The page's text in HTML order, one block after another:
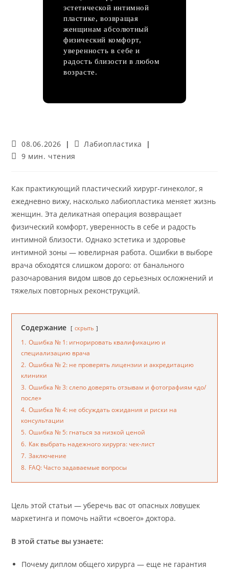
эстетической интимной
пластике, возвращая
женщинам абсолютный
физический комфорт,
уверенность в себе и
радость близости в любом
возрасте.
Запись
опубликована:
08.06.2026
Рубрика
записи:
Лабиопластика
Время
9 мин. чтения
Как практикующий пластический хирург-гинеколог, я
ежедневно вижу, насколько лабиопластика меняет жизнь
женщин. Эта деликатная операция возвращает
физический комфорт, уверенность в себе и радость
интимной близости. Однако эстетика и здоровье
интимной зоны — ювелирная работа. Ошибки в выборе
врача обходятся слишком дорого: от банального
разочарования видом швов до серьезных осложнений и
тяжелых повторных реконструкций.
Содержание скрыть
1. Ошибка № 1: игнорировать квалификацию и
специализацию врача
2. Ошибка № 2: не проверять лицензии и аккредитацию
клиники
3. Ошибка № 3: слепо доверять отзывам и фотографиям «до/
после»
4. Ошибка № 4: не обсуждать ожидания и риски на
консультации
5. Ошибка № 5: гнаться за низкой ценой
6. Как выбрать надежного хирурга: чек‑лист
7. Заключение
8. FAQ: Часто задаваемые вопросы
Цель этой статьи — уберечь вас от опасных ловушек
маркетинга и помочь найти «своего» доктора.
В этой статье вы узнаете:
Почему диплом общего хирурга — еще не гарантия